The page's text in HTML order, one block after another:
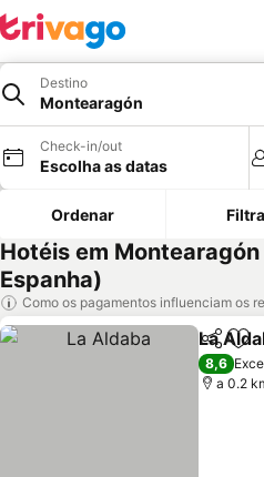
Destino
Montearagón
Check-in/out
Escolha as datas
Ordenar
Hotéis em
Espanha)
Como os pagamentos influenciam os
Partilhar
La
8,6
a 0.2